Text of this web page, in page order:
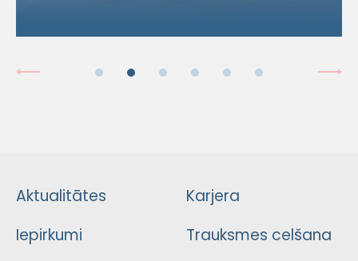
Aktualitātes
Iepirkumi
Karjera
Trauksmes celšana